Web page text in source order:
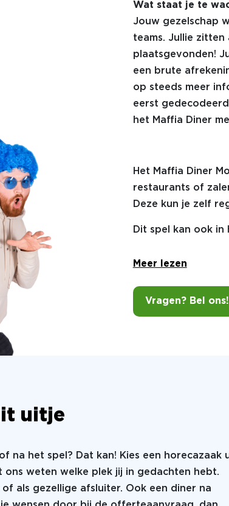
Wat staat je te
Jouw gezelschap
teams. Jullie
plaatsgevonden!
een brute
op steeds meer
eerst
het Maffia Diner
Het Maffia Diner
restaurants of
Deze kun je zelf
Dit spel kan ook in
Meer lezen
Vragen? Bel ons!
uitje
na het spel? Dat kan! Kies een horecazaak
ons weten welke plek jij in gedachten hebt.
of als gezellige afsluiter. Ook een diner na